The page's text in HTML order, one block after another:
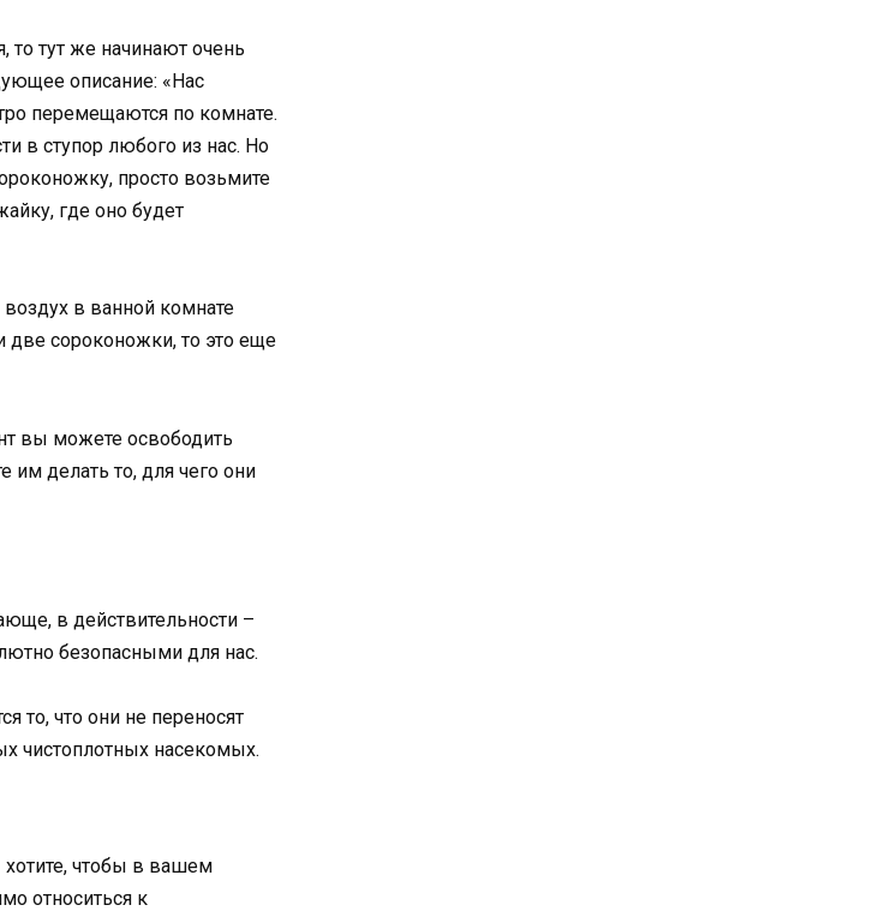
то тут же начинают очень
описание: «Нас
перемещаются по комнате.
в ступор любого из нас. Но
просто возьмите
где оно будет
в ванной комнате
сороконожки, то это еще
вы можете освободить
им делать то, для чего они
в действительности –
безопасными для нас.
то, что они не переносят
чистоплотных насекомых.
чтобы в вашем
относиться к